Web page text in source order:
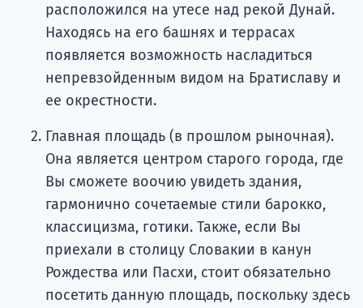
расположился на утесе над рекой Дунай.
Находясь на его башнях и террасах
появляется возможность насладиться
непревзойденным видом на Братиславу и
ее окрестности.
Главная площадь (в прошлом рыночная).
Она является центром старого города, где
Вы сможете воочию увидеть здания,
гармонично сочетаемые стили барокко,
классицизма, готики. Также, если Вы
приехали в столицу Словакии в канун
Рождества или Пасхи, стоит обязательно
посетить данную площадь, поскольку здесь